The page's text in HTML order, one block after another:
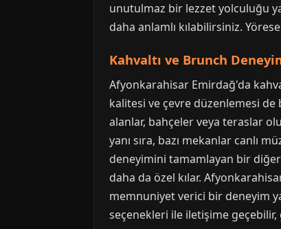
unutulmaz bir lezzet yolculuğu
daha anlamlı kılabilirsiniz.
Kahvaltı ve Brunch
Afyonkarahisar Emirdağ'da
kalitesi ve çevre düzenlemesi
alanlar, bahçeler veya teraslar
yanı sıra, bazı mekanlar canlı
deneyimini tamamlayan bir diğer
daha da özel kılar.
memnuniyet verici bir deneyim
seçenekleri ile iletişime